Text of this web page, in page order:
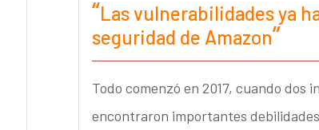
Las vulnerabilidades ya
seguridad de Amazon
Todo comenzó en 2017, cuando dos
encontraron importantes